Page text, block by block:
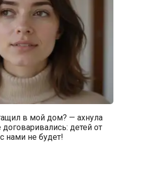
в мой дом? — ахнула
детей от
нами не будет!